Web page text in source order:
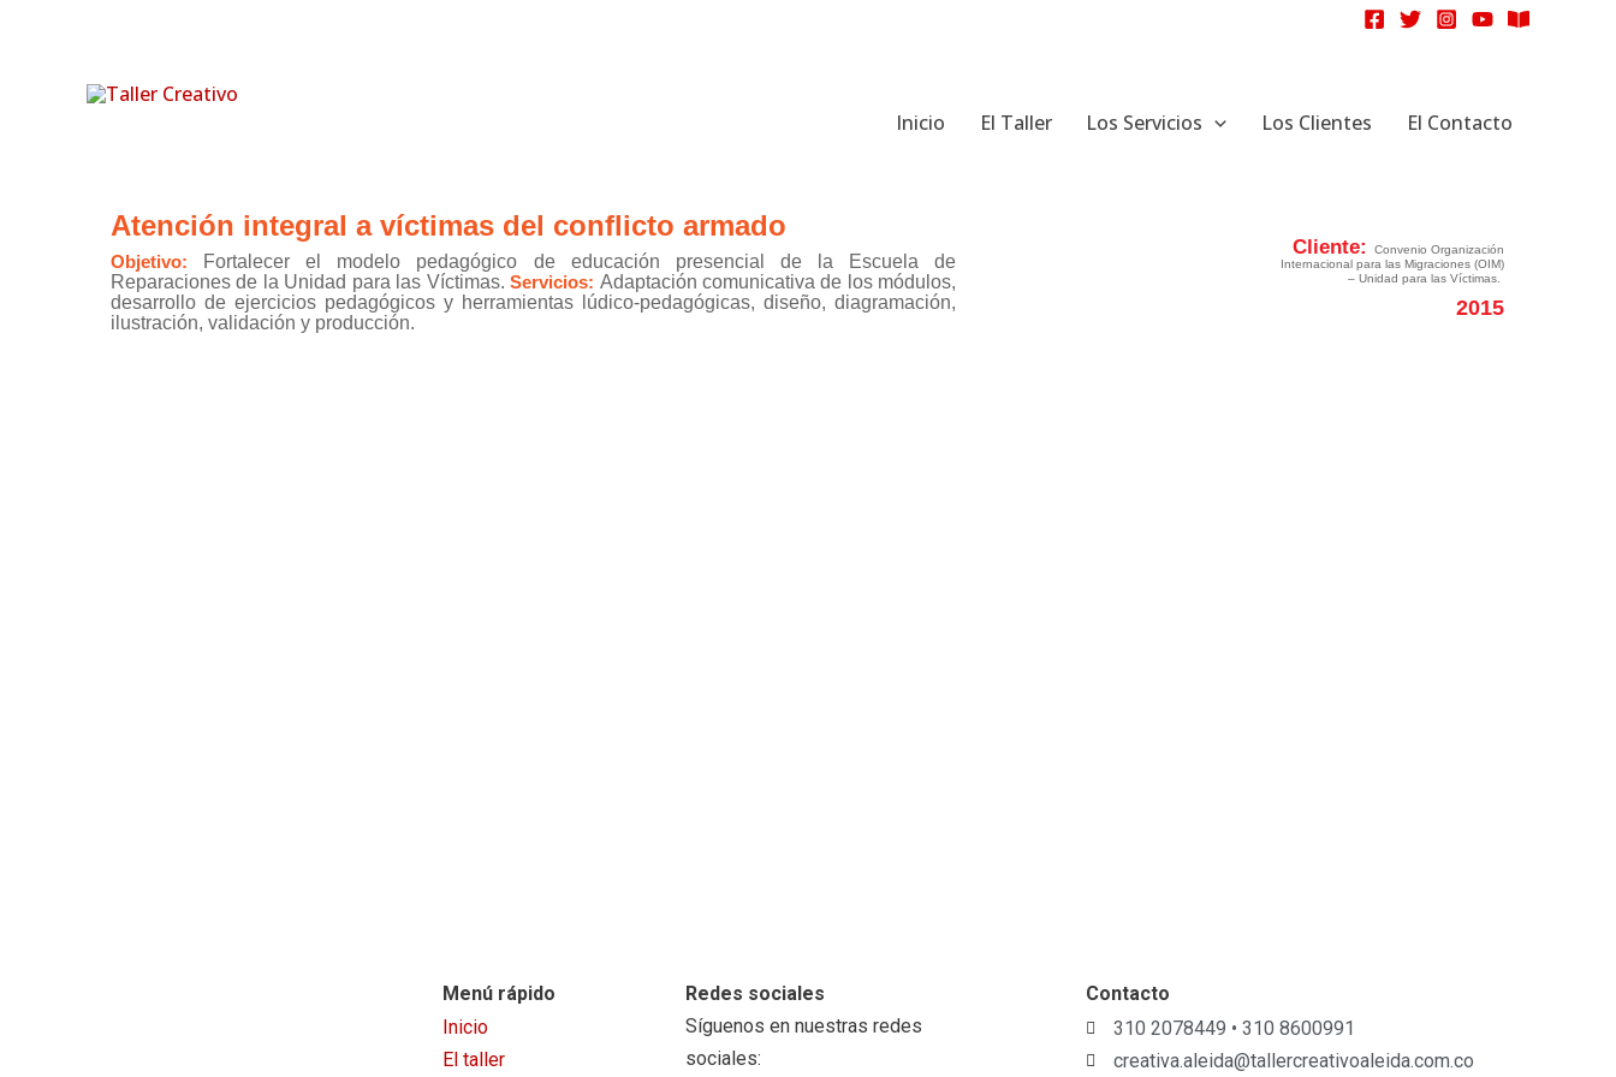
contenido
Inicio
El Taller Los Servicios Los Clientes El Contacto
Atención integral a víctimas del conflicto armado
Objetivo: Fortalecer el modelo pedagógico de educación presencial de la Escuela de
Reparaciones de la Unidad para las Víctimas. Servicios: Adaptación comunicativa de los módulos,
desarrollo de ejercicios pedagógicos y herramientas lúdico-pedagógicas, diseño, diagramación,
ilustración, validación y producción.
Cliente:
Convenio Organización
Internacional para las Migraciones (OIM)
– Unidad para las Víctimas.
2015
Menú rápido
Inicio
Eltaller
Redes sociales
Síguenos en nuestras redes
sociales:
Contacto
310 2078449 • 310 8600991
creativa.aleida@tallercreativoaleida.com.co